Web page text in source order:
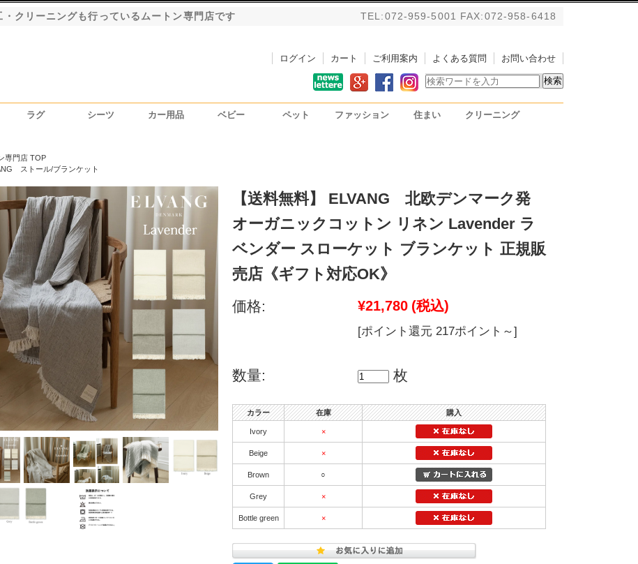
クリーニングも行っているムートン専門店です TEL:072-959-5001 FAX:072-958-6418
お問い合わせ
よくある質問
ご利用案内
カート
ログイン
ラグ シーツ カー用品 ベビー ペット ファッション 住まい クリーニング
専門店 TOP
ストール/ブランケット
【送料無料】 ELVANG 北欧デンマーク発
オーガニックコットン リネン Lavender ラ
ベンダー スローケット ブランケット 正規販
売店《ギフト対応OK》
価格: ¥21,780 (税込)
[ポイント還元 217ポイント～]
数量: 枚
カラー 在庫 購入
Ivory ×
Beige ×
Brown ○
Grey ×
Bottle green ×